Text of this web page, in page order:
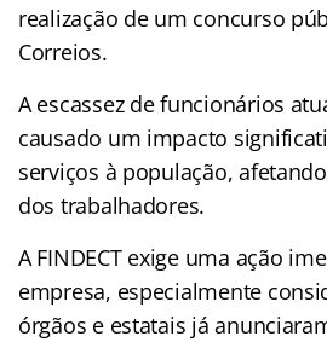
realização de um concurso
Correios.
A escassez de funcionários
causado um impacto
serviços à população,
dos trabalhadores.
A FINDECT exige uma ação
empresa, especialmente
órgãos e estatais já